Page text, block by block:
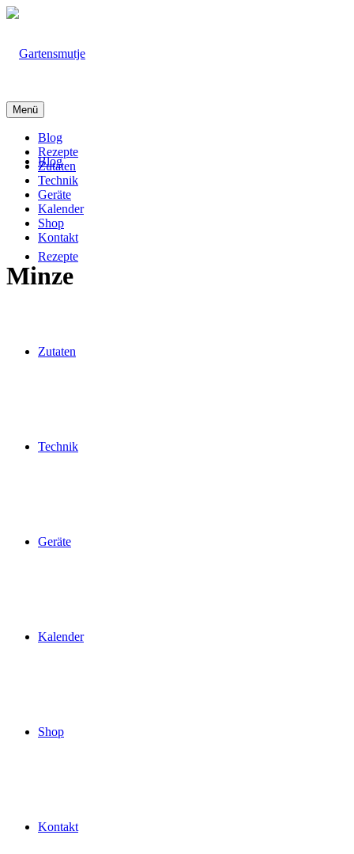
Blog
Rezepte
Zutaten
Technik
Geräte
Kalender
Shop
Kontakt
Menü
Blog
Rezepte
Zutaten
Technik
Geräte
Kalender
Shop
Kontakt
Minze